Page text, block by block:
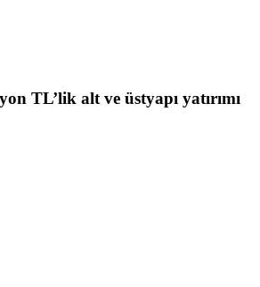
TL’lik alt ve üstyapı yatırımı